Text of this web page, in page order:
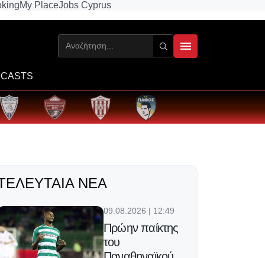
My PlaceJobs Cyprus
ΝΈΑ
09.08.2026 | 12:49
Πρώην παίκτης
του